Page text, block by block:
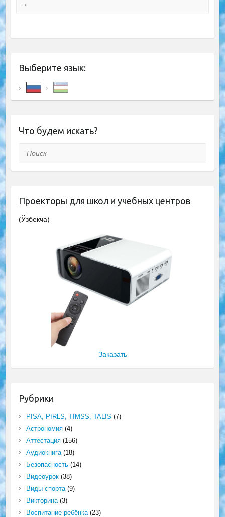
→
Выберите язык:
Что будем искать?
Поиск
Проекторы для школ и учебных центров
(Ўзбекча)
Заказать
Рубрики
PISA, PIRLS, TIMSS, TALIS (7)
Астрономия(4)
Аттестация(156)
Аудиокнига(18)
Безопасность(14)
Видеоурок(38)
Виды спорта(9)
Викторина(3)
Воспитание ребёнка(23)